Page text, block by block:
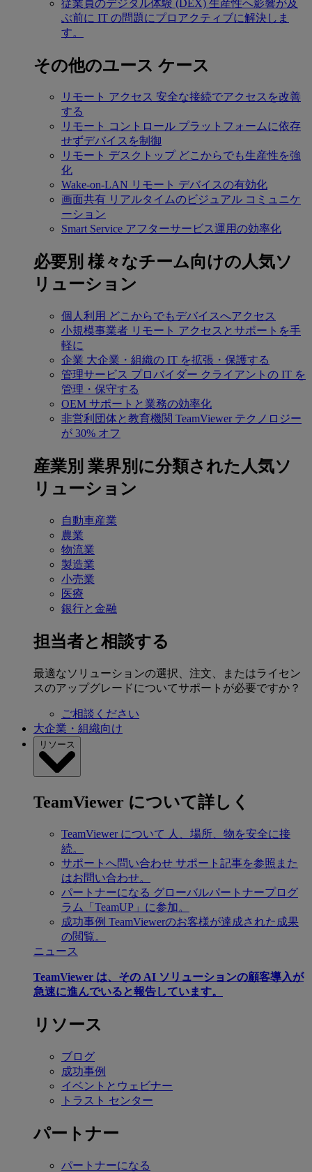
従業員のデジタル体験 (DEX) 生産性へ影響が及
ぶ前に IT の問題にプロアクティブに解決しま
す。
その他のユース ケース
リモート アクセス 安全な接続でアクセスを改善
する
リモート コントロール プラットフォームに依存
せずデバイスを制御
リモート デスクトップ どこからでも生産性を強
化
Wake-on-LAN リモート デバイスの有効化
画面共有 リアルタイムのビジュアル コミュニケ
ーション
Smart Service アフターサービス運用の効率化
必要別 様々なチーム向けの人気ソ
リューション
個人利用 どこからでもデバイスへアクセス
小規模事業者 リモート アクセスとサポートを手
軽に
企業 大企業・組織の IT を拡張・保護する
管理サービス プロバイダー クライアントの IT を
管理・保守する
OEM サポートと業務の効率化
非営利団体と教育機関 TeamViewer テクノロジー
が 30% オフ
産業別 業界別に分類された人気ソ
リューション
自動車産業
農業
物流業
製造業
小売業
医療
銀行と金融
担当者と相談する
最適なソリューションの選択、注文、またはライセン
スのアップグレードについてサポートが必要ですか？
ご相談ください
大企業・組織向け
リソース
TeamViewer について詳しく
TeamViewer について 人、場所、物を安全に接
続。
サポートへ問い合わせ サポート記事を参照また
はお問い合わせ。
パートナーになる グローバルパートナープログ
ラム「TeamUP」に参加。
成功事例 TeamViewerのお客様が達成された成果
の閲覧。
ニュース
TeamViewer は、その AI ソリューションの顧客導入が
急速に進んでいると報告しています。
リソース
ブログ
成功事例
イベントとウェビナー
トラスト センター
パートナー
パートナーになる